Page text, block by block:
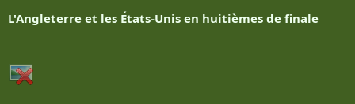
L'Angleterre et les États-Unis en huitièmes de finale